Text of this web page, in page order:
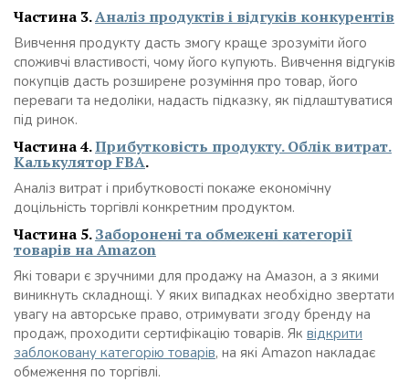
Частина 3.Аналіз продуктів і відгуків конкурентів
Вивчення продукту дасть змогу краще зрозуміти його
споживчі властивості, чому його купують. Вивчення відгуків
покупців дасть розширене розуміння про товар, його
переваги та недоліки, надасть підказку, як підлаштуватися
під ринок.
Частина 4.Прибутковість продукту. Облік витрат.
Калькулятор FBA.
Аналіз витрат і прибутковості покаже економічну
доцільність торгівлі конкретним продуктом.
Частина 5.Заборонені та обмежені категорії
товарів на Amazon
Які товари є зручними для продажу на Амазон, а з якими
виникнуть складнощі. У яких випадках необхідно звертати
увагу на авторське право, отримувати згоду бренду на
продаж, проходити сертифікацію товарів. Як відкрити
заблоковану категорію товарів, на які Amazon накладає
обмеження по торгівлі.